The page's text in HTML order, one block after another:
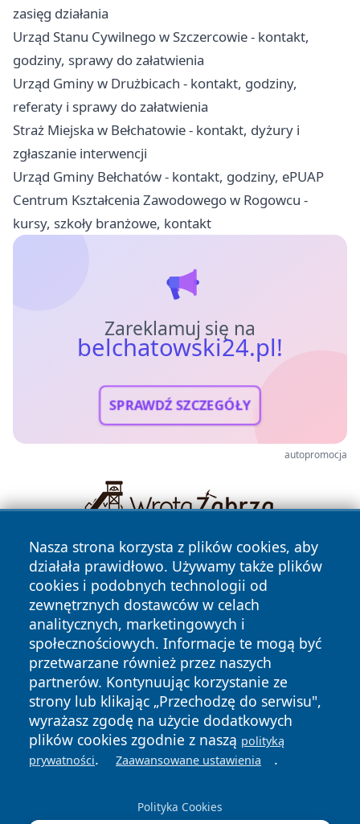
zasięg działania
Urząd Stanu Cywilnego w Szczercowie - kontakt,
godziny, sprawy do załatwienia
Urząd Gminy w Drużbicach - kontakt, godziny,
referaty i sprawy do załatwienia
Straż Miejska w Bełchatowie - kontakt, dyżury i
zgłaszanie interwencji
Urząd Gminy Bełchatów - kontakt, godziny, ePUAP
Centrum Kształcenia Zawodowego w Rogowcu -
kursy, szkoły branżowe, kontakt
Zareklamuj się na
belchatowski24.pl!
SPRAWDŹ SZCZEGÓŁY
autopromocja
Nasza strona korzysta z plików cookies, aby
działała prawidłowo. Używamy także plików
cookies i podobnych technologii od
zewnętrznych dostawców w celach
analitycznych, marketingowych i
społecznościowych. Informacje te mogą być
przetwarzane również przez naszych
partnerów. Kontynuując korzystanie ze
strony lub klikając „Przechodzę do serwisu",
wyrażasz zgodę na użycie dodatkowych
plików cookies zgodnie z naszą polityką
prywatności. Zaawansowane ustawienia .
Polityka Cookies
Copyright © 2026 belchatowski24.pl Wszystkie prawa
zastrzeżone.
News Autorzy
Polityka
Prywatności
Polityka
Cookies